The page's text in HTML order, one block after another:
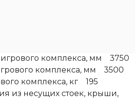
комплекса, мм 3750
комплекса, мм 3500
комплекса, кг 195
из несущих стоек, крыши,